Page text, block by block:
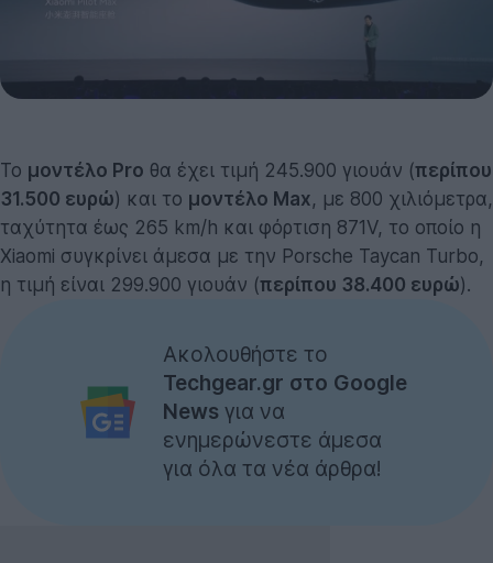
Το μοντέλο Pro θα έχει τιμή 245.900 γιουάν (περίπου
31.500 ευρώ) και το μοντέλο Max, με 800 χιλιόμετρα,
ταχύτητα έως 265 km/h και φόρτιση 871V, το οποίο η
Xiaomi συγκρίνει άμεσα με την Porsche Taycan Turbo,
η τιμή είναι 299.900 γιουάν (περίπου 38.400 ευρώ).
Ακολουθήστε το
Techgear.gr στο Google
News για να
ενημερώνεστε άμεσα
για όλα τα νέα άρθρα!